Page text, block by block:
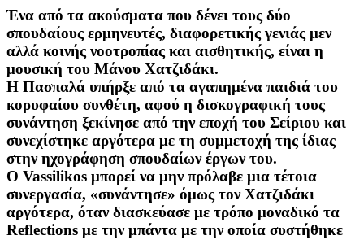
Ένα από τα ακούσματα που δένει τους δύο
σπουδαίους ερμηνευτές, διαφορετικής γενιάς μεν
αλλά κοινής νοοτροπίας και αισθητικής, είναι η
μουσική του Μάνου Χατζιδάκι.
Η Πασπαλά υπήρξε από τα αγαπημένα παιδιά του
κορυφαίου συνθέτη, αφού η δισκογραφική τους
συνάντηση ξεκίνησε από την εποχή του Σείριου και
συνεχίστηκε αργότερα με τη συμμετοχή της ίδιας
στην ηχογράφηση σπουδαίων έργων του.
Ο Vassilikos μπορεί να μην πρόλαβε μια τέτοια
συνεργασία, «συνάντησε» όμως τον Χατζιδάκι
αργότερα, όταν διασκεύασε με τρόπο μοναδικό τα
Reflections με την μπάντα με την οποία συστήθηκε